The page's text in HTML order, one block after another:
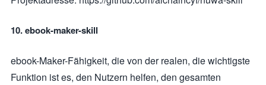
10. ebook-maker-skill
ebook-Maker-Fähigkeit, die von der realen, die wichtigste
Funktion ist es, den Nutzern helfen, den gesamten